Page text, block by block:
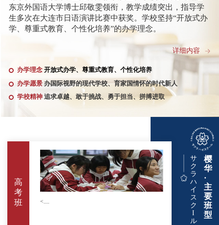
东京外国语大学博士邱敬雯领衔，教学成绩突出，指导学
生多次在大连市日语演讲比赛中获奖。学校坚持“开放式办
学、尊重式教育、个性化培养”的办学理念。
夏治刚是全国综合实践课程改革先进个人、辽宁省优秀
校长、辽宁省教材审定特聘专家、辽宁省校外教育联盟秘
书长、大连市劳动模范、辽宁省德育工作先进个人、大连
市优秀班主任、大连市优秀教师、大连市优秀教育工作
者，曾在多所普通高中、重点高中担任重要领导职务。任
学成绩等方面都发生了翻天覆地的变化，先后获评全国国
防教育先进校、辽宁省示范高中，辽宁省新课改典型经验
推广校等荣誉称号，主持多项国家级课题并顺利结题，撰
写论文多次在《辽宁教育》、《大连教育》等专业报刊发
表，高考成绩连续取得历史突破，在大连教育界形成了五
中现象。
详细内容
办学理念 开放式办学、尊重式教育、个性化培养
办学愿景 办国际视野的现代学校、育家国情怀的时代新人
学校精神 追求卓越、敢于挑战、勇于担当、拼搏进取
サ
ク
ラ
ハ
イ
ス
ク
I
ル
樱
华
·
主
要
班
型
高
考
班
<....